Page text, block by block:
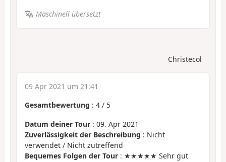
Maschinell übersetzt
Christecol
09 Apr 2021 um 21:41
Gesamtbewertung : 4 / 5
Datum deiner Tour : 09. Apr 2021
Zuverlässigkeit der Beschreibung : Nicht
verwendet / Nicht zutreffend
Bequemes Folgen der Tour : ★★★★★ Sehr gut